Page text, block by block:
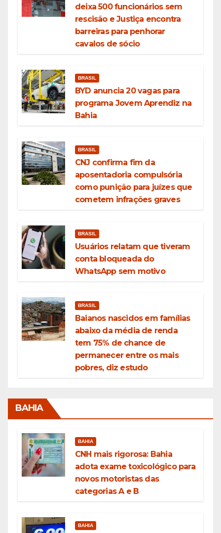
deixa 500 funcionários sem
rescisão e Justiça encontra
barreiras para penhorar
cavalos de sócio
BRASIL
BYD anuncia 20 vagas para
programa Jovem Aprendiz na
Bahia
BRASIL
CNJ confirma fim da
aposentadoria compulsória
como punição para juízes que
cometem infrações graves
BRASIL
Usuários relatam que tiveram
conta bloqueada do
WhatsApp sem motivo
BRASIL
Baianos nascidos em famílias
abaixo da média de renda
tem 75% de chance de
permanecer entre os mais
pobres, diz estudo
BAHIA
BAHIA
CNH mais rigorosa: Bahia
adota exame toxicológico para
novos motoristas das
categorias A e B
BAHIA